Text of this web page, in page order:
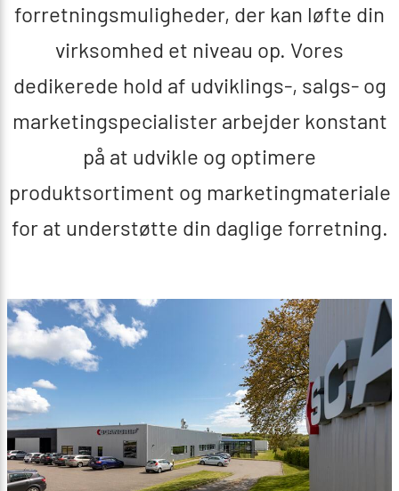
forretningsmuligheder, der kan løfte din
virksomhed et niveau op. Vores
dedikerede hold af udviklings-, salgs- og
marketingspecialister arbejder konstant
på at udvikle og optimere
produktsortiment og marketingmateriale
for at understøtte din daglige forretning.